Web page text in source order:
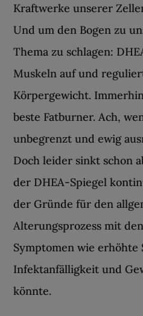
Kraftwerke unserer
Und um den Bogen zu
Thema zu schlagen:
Muskeln auf und
Körpergewicht.
beste Fatburner. Ach,
unbegrenzt und ewig
Doch leider sinkt schon
der DHEA-Spiegel
der Gründe für den
Alterungsprozess mit
Symptomen wie
Infektanfälligkeit und
könnte.